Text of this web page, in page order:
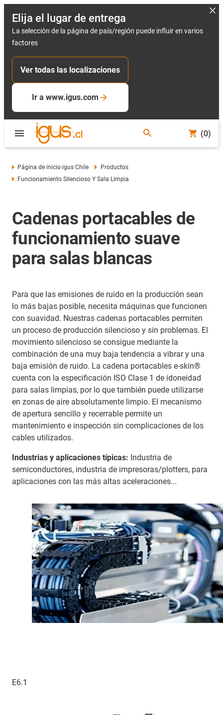
Elija el lugar de entrega
La selección de la página de país/región puede influir en varios
factores
Ver todas las localizaciones
Ir a www.igus.com
(0)
Página de inicio igus Chile
Productos
Funcionamiento Silencioso Y Sala Limpia
Cadenas portacables de
funcionamiento suave
para salas blancas
Para que las emisiones de ruido en la producción sean
lo más bajas posible, necesita máquinas que funcionen
con suavidad. Nuestras cadenas portacables permiten
un proceso de producción silencioso y sin problemas. El
movimiento silencioso se consigue mediante la
combinación de una muy baja tendencia a vibrar y una
baja emisión de ruido. La cadena portacables e-skin®
cuenta con la especificación ISO Clase 1 de idoneidad
para salas limpias, por lo que también puede utilizarse
en zonas de aire absolutamente limpio. El mecanismo
de apertura sencillo y recerrable permite un
mantenimiento e inspección sin complicaciones de los
cables utilizados.
Industrias y aplicaciones típicas: Industria de
semiconductores, industria de impresoras/plotters, para
aplicaciones con las más altas aceleraciones...
E6.1